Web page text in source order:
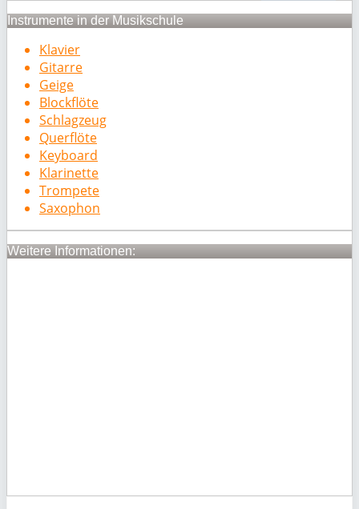
Instrumente in der Musikschule
Klavier
Gitarre
Geige
Blockflöte
Schlagzeug
Querflöte
Keyboard
Klarinette
Trompete
Saxophon
Weitere Informationen: